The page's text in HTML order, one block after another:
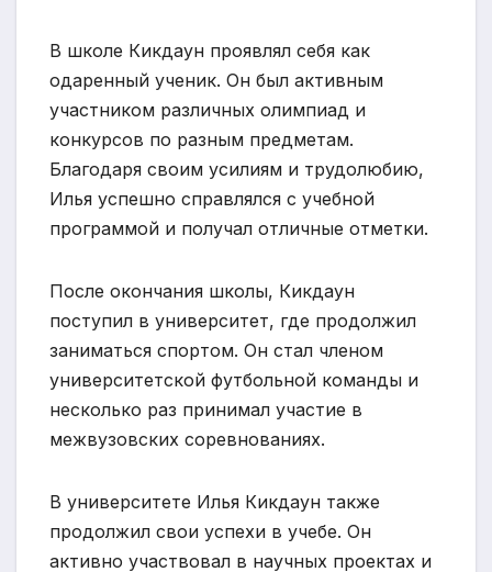
В школе Кикдаун проявлял себя как
одаренный ученик. Он был активным
участником различных олимпиад и
конкурсов по разным предметам.
Благодаря своим усилиям и трудолюбию,
Илья успешно справлялся с учебной
программой и получал отличные отметки.
После окончания школы, Кикдаун
поступил в университет, где продолжил
заниматься спортом. Он стал членом
университетской футбольной команды и
несколько раз принимал участие в
межвузовских соревнованиях.
В университете Илья Кикдаун также
продолжил свои успехи в учебе. Он
активно участвовал в научных проектах и